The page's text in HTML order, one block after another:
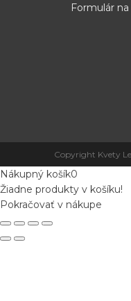
Formulár
Copyright Kvety
Nákupný košík0
Žiadne produkty v košíku!
Pokračovať v nákupe